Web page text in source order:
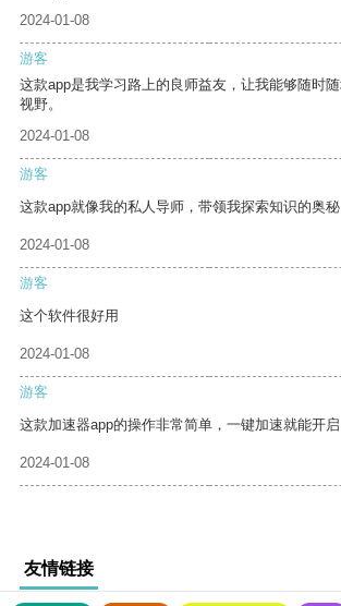
2024-01-08
游客
这款app是我学习路上的良师益友，让我能够随时
视野。
2024-01-08
游客
这款app就像我的私人导师，带领我探索知识的奥秘
2024-01-08
游客
这个软件很好用
2024-01-08
游客
这款加速器app的操作非常简单，一键加速就能开启
2024-01-08
友情链接